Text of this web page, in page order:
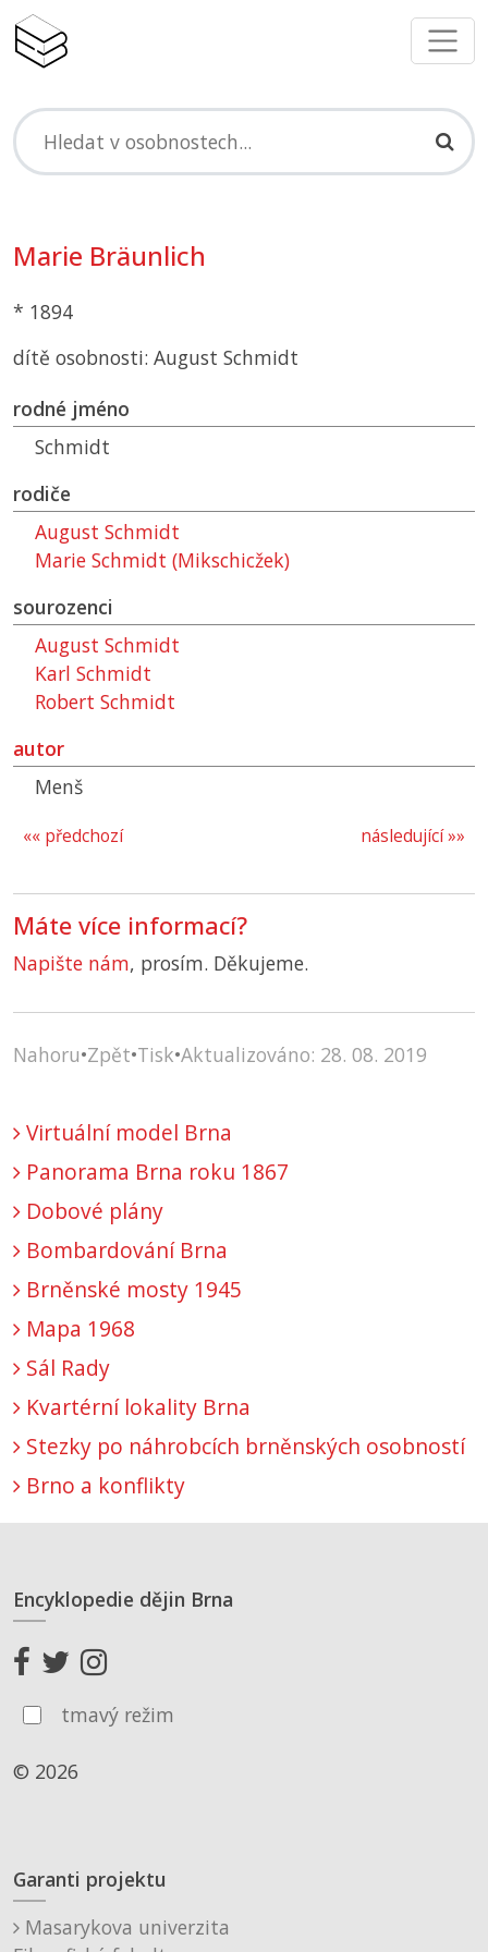
Marie Bräunlich
* 1894
dítě osobnosti: August Schmidt
rodné jméno
Schmidt
rodiče
August Schmidt
Marie Schmidt (Mikschicžek)
sourozenci
August Schmidt
Karl Schmidt
Robert Schmidt
autor
Menš
následující »»
«« předchozí
Máte více informací?
Napište nám, prosím. Děkujeme.
Nahoru•Zpět•Tisk•Aktualizováno: 28. 08. 2019
Virtuální model Brna
Panorama Brna roku 1867
Dobové plány
Bombardování Brna
Brněnské mosty 1945
Mapa 1968
Sál Rady
Kvartérní lokality Brna
Stezky po náhrobcích brněnských osobností
Brno a konflikty
Encyklopedie dějin Brna
tmavý režim
© 2026
Garanti projektu
Masarykova univerzita